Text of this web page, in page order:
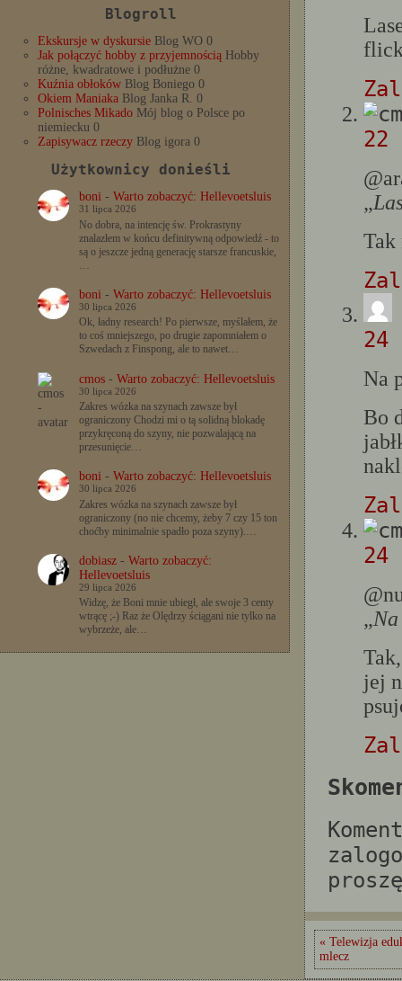
Blogroll
Ekskursje w dyskursie Blog WO 0
Jak połączyć hobby z przyjemnością Hobby
różne, kwadratowe i podłużne 0
Kuźnia obłoków Blog Boniego 0
Okiem Maniaka Blog Janka R. 0
Polnisches Mikado Mój blog o Polsce po
niemiecku 0
Zapisywacz rzeczy Blog igora 0
Użytkownicy donieśli
boni- Warto zobaczyć: Hellevoetsluis
31 lipca 2026
No dobra, na intencję św. Prokrastyny
znalazłem w końcu definitywną odpowiedź - to
są o jeszcze jedną generację starsze francuskie,
…
boni- Warto zobaczyć: Hellevoetsluis
30 lipca 2026
Ok, ładny research! Po pierwsze, myślałem, że
to coś mniejszego, po drugie zapomniałem o
Szwedach z Finspong, ale to nawet…
cmos- Warto zobaczyć: Hellevoetsluis
30 lipca 2026
Zakres wózka na szynach zawsze był
ograniczony Chodzi mi o tą solidną blokadę
przykręconą do szyny, nie pozwalającą na
przesunięcie…
boni- Warto zobaczyć: Hellevoetsluis
30 lipca 2026
Zakres wózka na szynach zawsze był
ograniczony (no nie chcemy, żeby 7 czy 15 ton
choćby minimalnie spadło poza szyny).…
dobiasz- Warto zobaczyć:
Hellevoetsluis
29 lipca 2026
Widzę, że Boni mnie ubiegł, ale swoje 3 centy
wtrącę ;-) Raz że Olędrzy ściągani nie tylko na
wybrzeże, ale…
22
„
Tak
24
Na
Bo
24
„
jej
« Telewizja
mlecz